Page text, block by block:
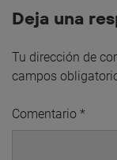
Deja una
Tu dirección de
campos
Comentario *